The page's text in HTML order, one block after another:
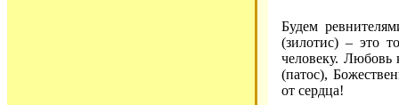
Будем
(зилотис) – это
человеку. Любовь
(патос),
от сердца!